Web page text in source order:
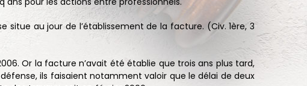
au jour de l’établissement de la facture. (Civ. 1ère, 3
Or la facture n’avait été établie que trois ans plus tard,
ils faisaient notamment valoir que le délai de deux